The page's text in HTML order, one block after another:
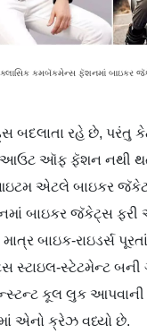
કમબૅકમેન્સ ફૅશનમાં બાઇકર
બદલાતા રહે છે,
આઉટ ઑફ ફૅશન નથી
એટલે બાઇકર જૅકેટ.
બાઇકર જૅકેટ્સ ફરી
બાઇક-રાઇડર્સ
સ્ટેટમેન્ટ બની
કૂલ લુક આપવાની
એનો ક્રેઝ વધ્યો છે.